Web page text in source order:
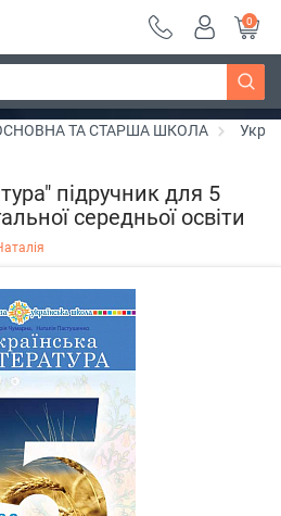
~ 250 грн ~
Дізнатись більше
0
ТА СТАРША ШКОЛА
підручник для 5
середньої освіти